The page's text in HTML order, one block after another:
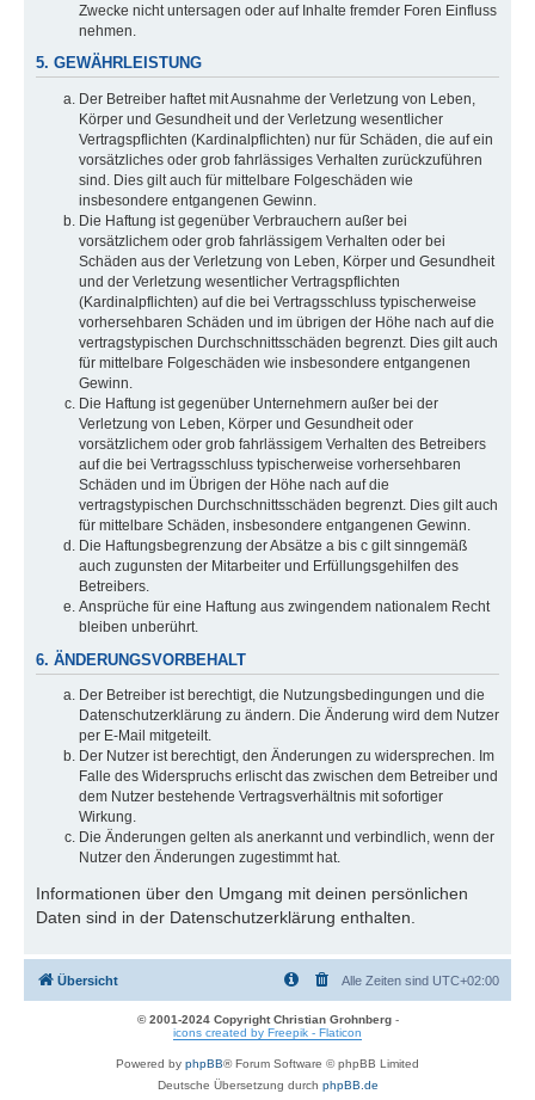
Zwecke nicht untersagen oder auf Inhalte fremder Foren Einfluss
nehmen.
5. GEWÄHRLEISTUNG
Der Betreiber haftet mit Ausnahme der Verletzung von Leben,
Körper und Gesundheit und der Verletzung wesentlicher
Vertragspflichten (Kardinalpflichten) nur für Schäden, die auf ein
vorsätzliches oder grob fahrlässiges Verhalten zurückzuführen
sind. Dies gilt auch für mittelbare Folgeschäden wie
insbesondere entgangenen Gewinn.
Die Haftung ist gegenüber Verbrauchern außer bei
vorsätzlichem oder grob fahrlässigem Verhalten oder bei
Schäden aus der Verletzung von Leben, Körper und Gesundheit
und der Verletzung wesentlicher Vertragspflichten
(Kardinalpflichten) auf die bei Vertragsschluss typischerweise
vorhersehbaren Schäden und im übrigen der Höhe nach auf die
vertragstypischen Durchschnittsschäden begrenzt. Dies gilt auch
für mittelbare Folgeschäden wie insbesondere entgangenen
Gewinn.
Die Haftung ist gegenüber Unternehmern außer bei der
Verletzung von Leben, Körper und Gesundheit oder
vorsätzlichem oder grob fahrlässigem Verhalten des Betreibers
auf die bei Vertragsschluss typischerweise vorhersehbaren
Schäden und im Übrigen der Höhe nach auf die
vertragstypischen Durchschnittsschäden begrenzt. Dies gilt auch
für mittelbare Schäden, insbesondere entgangenen Gewinn.
Die Haftungsbegrenzung der Absätze a bis c gilt sinngemäß
auch zugunsten der Mitarbeiter und Erfüllungsgehilfen des
Betreibers.
Ansprüche für eine Haftung aus zwingendem nationalem Recht
bleiben unberührt.
6. ÄNDERUNGSVORBEHALT
Der Betreiber ist berechtigt, die Nutzungsbedingungen und die
Datenschutzerklärung zu ändern. Die Änderung wird dem Nutzer
per E-Mail mitgeteilt.
Der Nutzer ist berechtigt, den Änderungen zu widersprechen. Im
Falle des Widerspruchs erlischt das zwischen dem Betreiber und
dem Nutzer bestehende Vertragsverhältnis mit sofortiger
Wirkung.
Die Änderungen gelten als anerkannt und verbindlich, wenn der
Nutzer den Änderungen zugestimmt hat.
Informationen über den Umgang mit deinen persönlichen
Daten sind in der Datenschutzerklärung enthalten.
Übersicht Alle Zeiten sind UTC+02:00
© 2001-2024 Copyright Christian Grohnberg-
icons created by Freepik - Flaticon
Powered by phpBB® Forum Software © phpBB Limited
Deutsche Übersetzung durch phpBB.de